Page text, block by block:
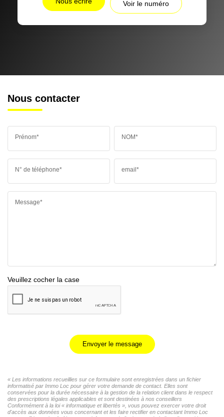
Voir le numéro
Nous contacter
Prénom* NOM*
N° de téléphone* email*
Message*
Veuillez cocher la case
Envoyer le message
« Les informations recueillies sur ce formulaire sont enregistrées dans un fichier
informatisé par Immo Loc pour gérer votre demande de contact. Elles sont
conservées pour la durée nécessaire à la gestion de la relation client dans le respect
des prescriptions légales applicables et sont destinées à nos conseillers
Conformément à la loi « informatique et libertés », vous pouvez exercer votre droit
d'accès aux données vous concernant et les faire rectifier en contactant Immo Loc